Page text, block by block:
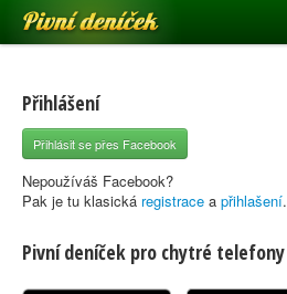
Pivní deníček
Pivní mapa
Pivní značky
Nápověda
Přihlášení
Přihlásit se přes Facebook
Nepoužíváš Facebook?
Pak je tu klasická registrace a přihlašení.
Pivní deníček pro chytré telefony